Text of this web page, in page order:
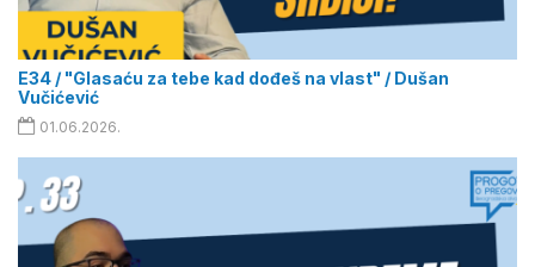
E34 / "Glasaću za tebe kad dođeš na vlast" / Dušan
Vučićević
01.06.2026.